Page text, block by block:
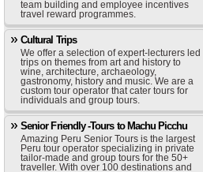
team building and employee incentives
travel reward programmes.
Cultural Trips
We offer a selection of expert-lecturers led
trips on themes from art and history to
wine, architecture, archaeology,
gastronomy, history and music. We are a
custom tour operator that cater tours for
individuals and group tours.
Senior Friendly -Tours to Machu Picchu
Amazing Peru Senior Tours is the largest
Peru tour operator specializing in private
tailor-made and group tours for the 50+
traveller. With over 100 destinations and